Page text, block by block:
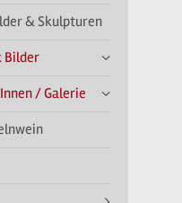
& Skulpturen
Bilder
/ Galerie